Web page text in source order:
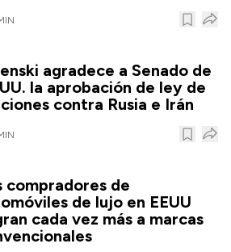
agradece a Senado de
la aprobación de ley de
contra Rusia e Irán
compradores de
de lujo en EEUU
cada vez más a marcas